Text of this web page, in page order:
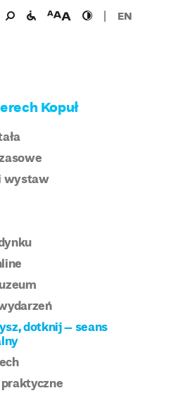
Wyszukaj
Wyszukiwanie
dla:
udogodnieniawielkość
czcionki
wysoki
kontrast
EN
Kopuł
wystaw
dotknij – seans